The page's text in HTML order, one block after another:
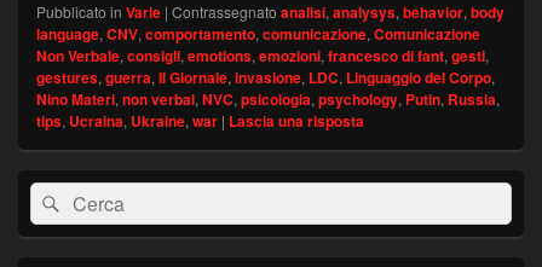
Pubblicato in Varie | Contrassegnato analisi,analysys,behavior,body
language,CNV,comportamento,comunicazione,Comunicazione
Non Verbale,consigli,emotions,emozioni,francesco di fant,gesti,
gestures,guerra,Il Giornale,invasione, LDC, Linguaggio del Corpo,
Nino Materi,non verbal,NVC,psicologia,psychology, Putin, Russia,
tips, Ucraina, Ukraine,war | Lascia una risposta
Area
widget
barra
Cerca:Cerca